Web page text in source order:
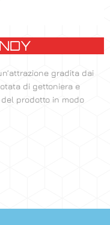
gradita dai
di gettoniera e
prodotto in modo